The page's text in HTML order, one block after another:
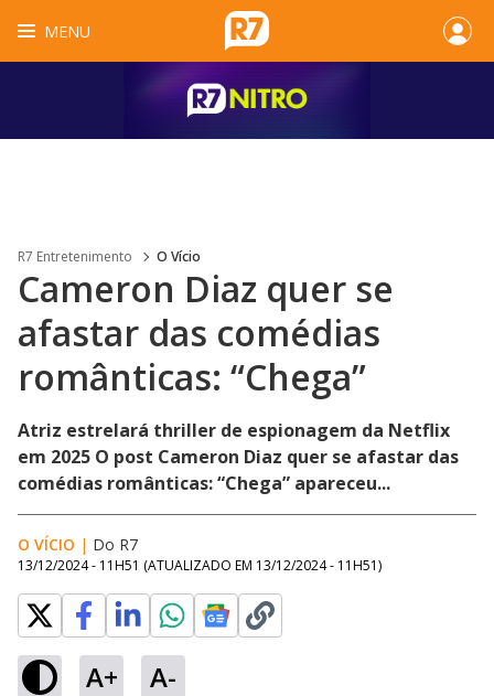
MENU
R7 Entretenimento O Vício
Cameron Diaz quer se
afastar das comédias
românticas: “Chega”
Atriz estrelará thriller de espionagem da Netflix
em 2025 O post Cameron Diaz quer se afastar das
comédias românticas: “Chega” apareceu...
O VÍCIO | Do R7
13/12/2024 - 11H51 (ATUALIZADO EM 13/12/2024 - 11H51)
A+ A-